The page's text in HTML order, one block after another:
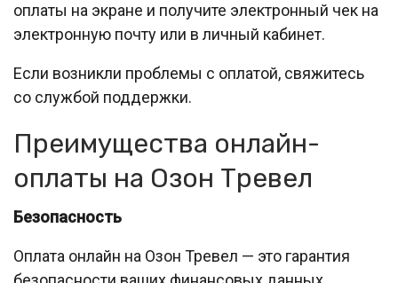
оплаты на экране и получите электронный чек на
электронную почту или в личный кабинет.
Если возникли проблемы с оплатой, свяжитесь
со службой поддержки.
Преимущества онлайн-
оплаты на Озон Тревел
Безопасность
Оплата онлайн на Озон Тревел — это гарантия